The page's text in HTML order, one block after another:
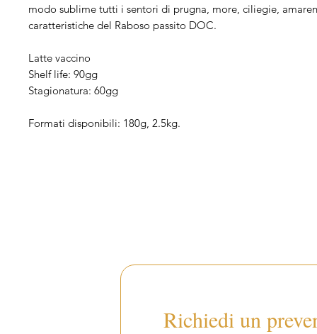
Richiedi un
modo sublime tutti i sentori di prugna, more, ciliegie,
caratteristiche del Raboso passito DOC.
Latte vaccino
Shelf life: 90gg
Stagionatura: 60gg
Formati disponibili: 180g, 2.5kg.